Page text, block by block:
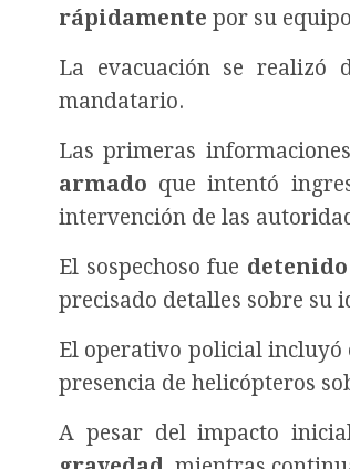
rápidamente por su
La evacuación se realizó
mandatario.
Las primeras
armado que intentó
intervención de las
El sospechoso fue
precisado detalles sobre su
El operativo policial incluyó
presencia de helicópteros
A pesar del impacto